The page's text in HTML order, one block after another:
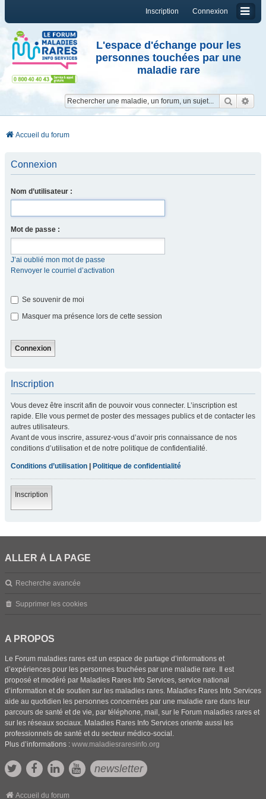
Connexion
Inscription
L'espace d'échange pour les
personnes touchées par une
maladie rare
Accueil du forum
Connexion
Nom d’utilisateur :
Mot de passe :
J’ai oublié mon mot de passe
Renvoyer le courriel d’activation
Se souvenir de moi
Masquer ma présence lors de cette session
Inscription
Vous devez être inscrit afin de pouvoir vous connecter. L’inscription est
rapide. Elle vous permet de poster des messages publics et de contacter les
autres utilisateurs.
Avant de vous inscrire, assurez-vous d’avoir pris connaissance de nos
conditions d’utilisation et de notre politique de confidentialité.
Conditions d’utilisation Politique de confidentialité
Inscription
ALLER À LA PAGE
Recherche avancée
Supprimer les cookies
A PROPOS
Le Forum maladies rares est un espace de partage d’informations et
d’expériences pour les personnes touchées par une maladie rare. Il est
proposé et modéré par Maladies Rares Info Services, service national
d’information et de soutien sur les maladies rares. Maladies Rares Info Services
aide au quotidien les personnes concernées par une maladie rare dans leur
parcours de santé et de vie, par téléphone, mail, sur le Forum maladies rares et
sur les réseaux sociaux. Maladies Rares Info Services oriente aussi les
professionnels de santé et du secteur médico-social.
Plus d’informations : www.maladiesraresinfo.org
newsletter
Accueil du forum